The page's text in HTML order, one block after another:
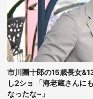
市川團十郎の15歳長女
し2ショ 「海老蔵さんに
なったな~」